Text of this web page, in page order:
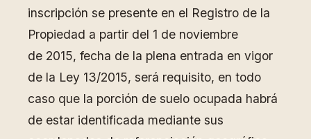
inscripción se presente en el Registro de la
Propiedad a partir del 1 de noviembre
de 2015, fecha de la plena entrada en vigor
de la Ley 13/2015, será requisito, en todo
caso que la porción de suelo ocupada habrá
de estar identificada mediante sus